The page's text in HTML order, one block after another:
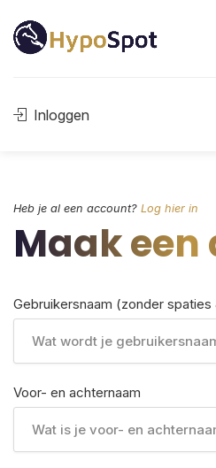
Inloggen
Heb je al een account? Log hier in
Maak
Gebruikersnaam (zonder
Voor- en achternaam